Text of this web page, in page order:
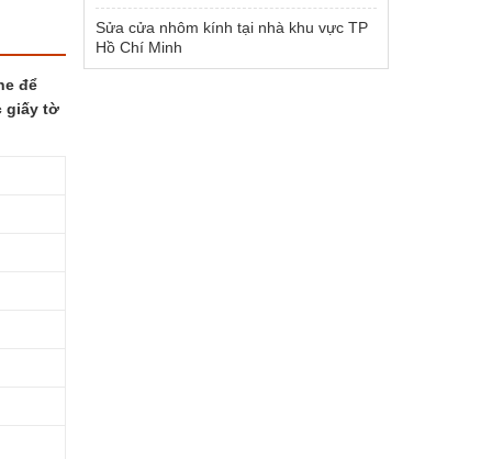
để
giấy tờ
Sửa cửa nhôm kính tại nhà khu vực TP
Hồ Chí Minh